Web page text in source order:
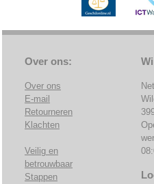
Over ons:
Over ons
E-mail
Retourneren
Klachten
Veilig en
betrouwbaar
Stappen